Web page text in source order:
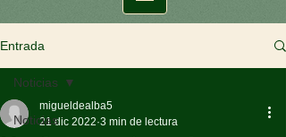
Entrada
Noticias
Noticias
migueldealba5
21 dic 2022 3 min de lectura